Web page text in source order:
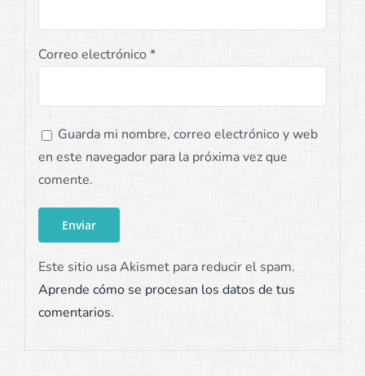
Correo electrónico *
Guarda mi nombre, correo electrónico y web
en este navegador para la próxima vez que
comente.
Este sitio usa Akismet para reducir el spam.
Aprende cómo se procesan los datos de tus
comentarios.